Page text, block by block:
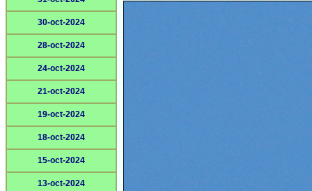
30-oct-2024
28-oct-2024
24-oct-2024
21-oct-2024
19-oct-2024
18-oct-2024
15-oct-2024
13-oct-2024